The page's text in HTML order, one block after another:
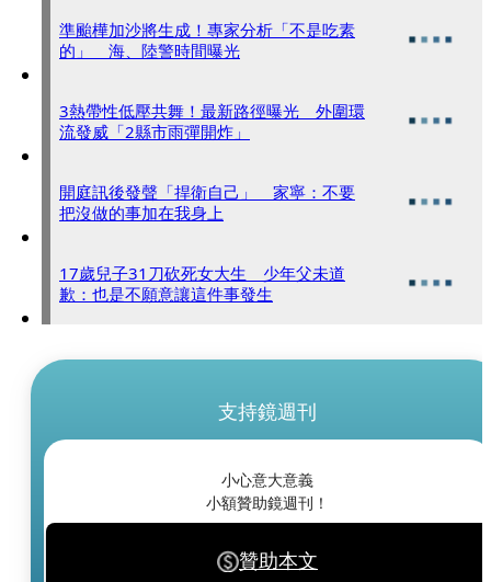
準颱樺加沙將生成！專家分析「不是吃素
的」 海、陸警時間曝光
3熱帶性低壓共舞！最新路徑曝光 外圍環
流發威「2縣市雨彈開炸」
開庭訊後發聲「捍衛自己」 家寧：不要
把沒做的事加在我身上
17歲兒子31刀砍死女大生 少年父未道
歉：也是不願意讓這件事發生
支持鏡週刊
小心意大意義
小額贊助鏡週刊！
贊助本文